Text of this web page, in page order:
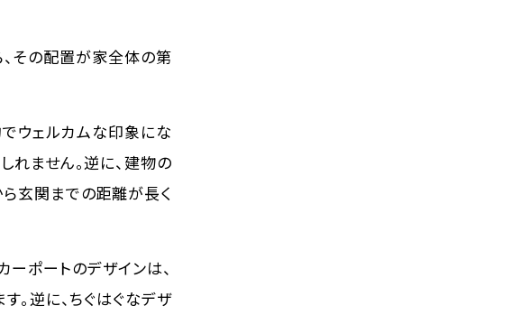
その配置が家全体の第
ウェルカムな印象にな
れません。逆に、建物の
玄関までの距離が長く
ーポートのデザインは、
。逆に、ちぐはぐなデザ